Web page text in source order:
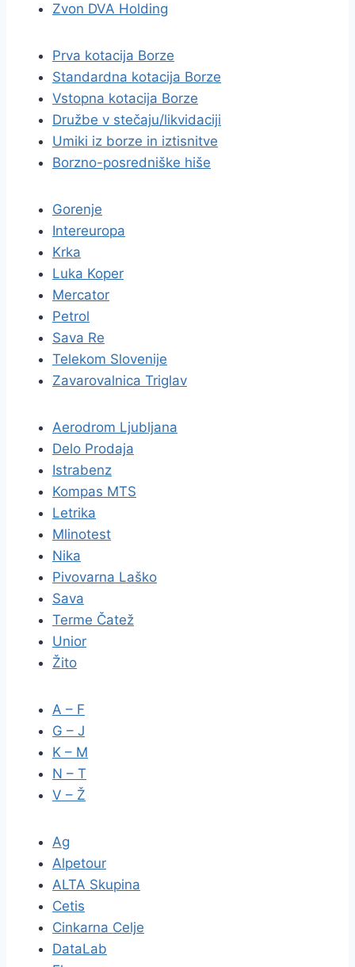
Zvon DVA Holding
Prva kotacija Borze
Standardna kotacija Borze
Vstopna kotacija Borze
Družbe v stečaju/likvidaciji
Umiki iz borze in iztisnitve
Borzno-posredniške hiše
Gorenje
Intereuropa
Krka
Luka Koper
Mercator
Petrol
Sava Re
Telekom Slovenije
Zavarovalnica Triglav
Aerodrom Ljubljana
Delo Prodaja
Istrabenz
Kompas MTS
Letrika
Mlinotest
Nika
Pivovarna Laško
Sava
Terme Čatež
Unior
Žito
A – F
G – J
K – M
N – T
V – Ž
Ag
Alpetour
ALTA Skupina
Cetis
Cinkarna Celje
DataLab